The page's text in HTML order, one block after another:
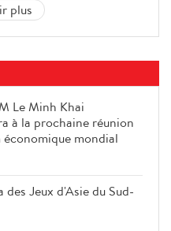
plus
Le Minh Khai
à la prochaine réunion
économique mondial
des Jeux d'Asie du Sud-